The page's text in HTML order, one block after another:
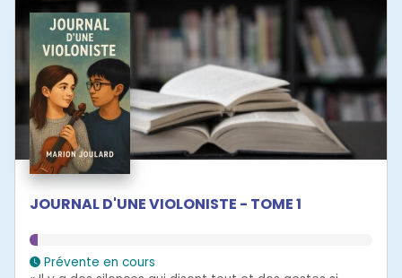
JOURNAL D'UNE VIOLONISTE - TOME 1
Prévente en cours